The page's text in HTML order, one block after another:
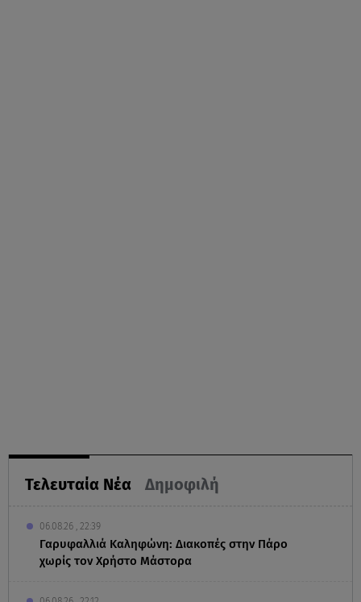
Τελευταία Νέα Δημοφιλή
06.08.26 , 22:39
Γαρυφαλλιά Καληφώνη: Διακοπές στην Πάρο
χωρίς τον Χρήστο Μάστορα